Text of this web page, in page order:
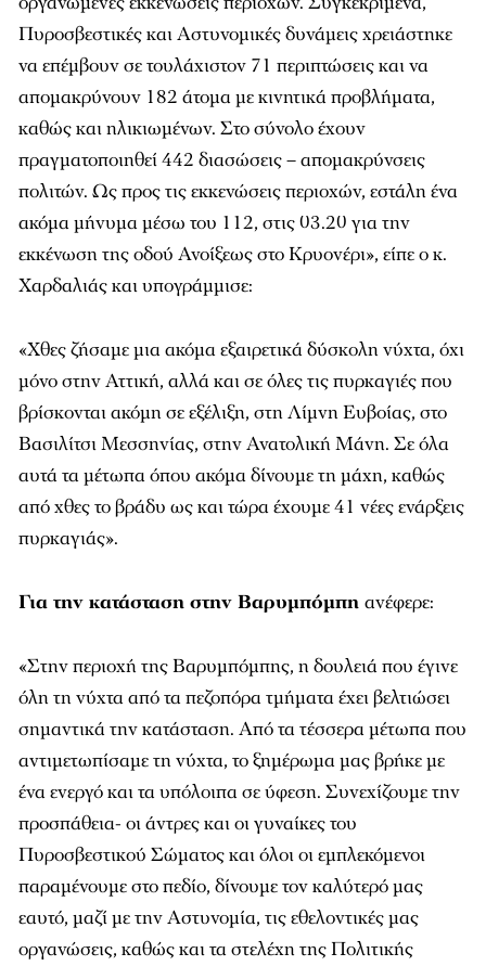
Πυροσβεστικές και Αστυνομικές δυνάμεις χρειάστηκε
να επέμβουν σε τουλάχιστον 71 περιπτώσεις και να
απομακρύνουν 182 άτομα με κινητικά προβλήματα,
καθώς και ηλικιωμένων. Στο σύνολο έχουν
πραγματοποιηθεί 442 διασώσεις – απομακρύνσεις
πολιτών. Ως προς τις εκκενώσεις περιοχών, εστάλη ένα
ακόμα μήνυμα μέσω του 112, στις 03.20 για την
εκκένωση της οδού Ανοίξεως στο Κρυονέρι», είπε ο κ.
Χαρδαλιάς και υπογράμμισε:
«Χθες ζήσαμε μια ακόμα εξαιρετικά δύσκολη νύχτα, όχι
μόνο στην Αττική, αλλά και σε όλες τις πυρκαγιές που
βρίσκονται ακόμη σε εξέλιξη, στη Λίμνη Ευβοίας, στο
Βασιλίτσι Μεσσηνίας, στην Ανατολική Μάνη. Σε όλα
αυτά τα μέτωπα όπου ακόμα δίνουμε τη μάχη, καθώς
από χθες το βράδυ ως και τώρα έχουμε 41 νέες ενάρξεις
πυρκαγιάς».
Για την κατάσταση στην Βαρυμπόμπη ανέφερε:
«Στην περιοχή της Βαρυμπόμπης, η δουλειά που έγινε
όλη τη νύχτα από τα πεζοπόρα τμήματα έχει βελτιώσει
σημαντικά την κατάσταση. Από τα τέσσερα μέτωπα που
αντιμετωπίσαμε τη νύχτα, το ξημέρωμα μας βρήκε με
ένα ενεργό και τα υπόλοιπα σε ύφεση. Συνεχίζουμε την
προσπάθεια- οι άντρες και οι γυναίκες του
Πυροσβεστικού Σώματος και όλοι οι εμπλεκόμενοι
παραμένουμε στο πεδίο, δίνουμε τον καλύτερό μας
εαυτό, μαζί με την Αστυνομία, τις εθελοντικές μας
οργανώσεις, καθώς και τα στελέχη της Πολιτικής